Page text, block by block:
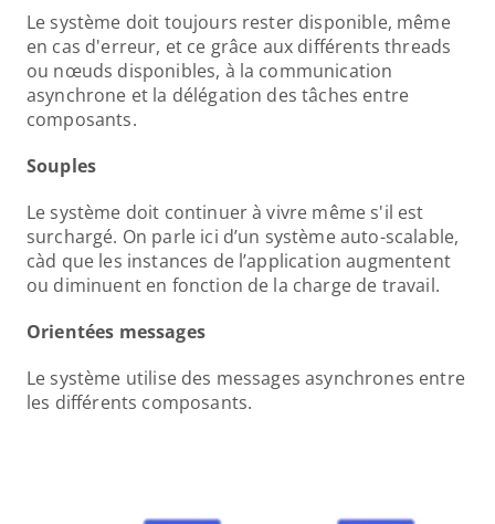
Le système doit toujours rester disponible, même
en cas d'erreur, et ce grâce aux différents threads
ou nœuds disponibles, à la communication
asynchrone et la délégation des tâches entre
composants.
Souples
Le système doit continuer à vivre même s'il est
surchargé. On parle ici d’un système auto-scalable,
càd que les instances de l’application augmentent
ou diminuent en fonction de la charge de travail.
Orientées messages
Le système utilise des messages asynchrones entre
les différents composants.